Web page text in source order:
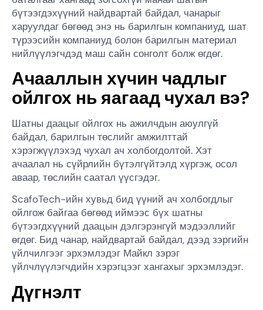
бүтээгдэхүүний найдвартай байдал, чанарыг
харуулдаг бөгөөд энэ нь барилгын компаниуд, шат
түрээсийн компаниуд болон барилгын материал
нийлүүлэгчдэд маш сайн сонголт болж өгдөг.
Ачааллын хүчин чадлыг
ойлгох нь яагаад чухал вэ?
Шатны даацыг ойлгох нь ажилчдын аюулгүй
байдал, барилгын төслийг амжилттай
хэрэгжүүлэхэд чухал ач холбогдолтой. Хэт
ачаалал нь сүйрлийн бүтэлгүйтэлд хүргэж, осол
аваар, төслийн саатал үүсгэдэг.
ScafoTech-ийн хувьд бид үүний ач холбогдлыг
ойлгож байгаа бөгөөд иймээс бүх шатны
бүтээгдхүүний даацын дэлгэрэнгүй мэдээллийг
өгдөг. Бид чанар, найдвартай байдал, дээд зэргийн
үйлчилгээг эрхэмлэдэг Майкл зэрэг
үйлчлүүлэгчдийн хэрэгцээг хангахыг эрхэмлэдэг.
Дүгнэлт